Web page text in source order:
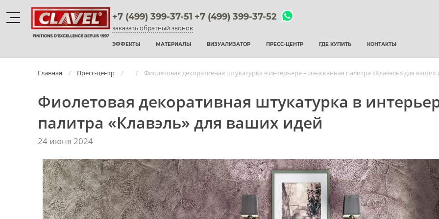
+7 (499) 399-37-51 +7 (499) 399-37-52
заказать обратный звонок
ЭФФЕКТЫ МАТЕРИАЛЫ ВИЗУАЛИЗАТОР ПРЕСС-ЦЕНТР ГДЕ КУПИТЬ КОНТАКТЫ
Материалы
фактурные штукатурки
флоки
краски
воски и лаки
штукатурки для фасадов
Главная Пресс-центр Фиолетовая декоративная штукатурка в интерьере – изысканная палитра «Клавэль» для ваших
Фиолетовая декоративная штукатурка в
палитра «Клавэль» для ваших идей
24 июня 2024